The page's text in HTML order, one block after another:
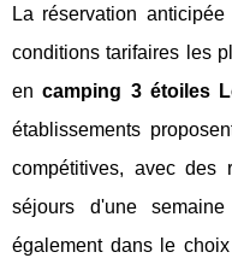
La réservation
conditions tarifaires les
encamping 3 étoiles
établissements
compétitives, avec des
séjours d'une
également dans le